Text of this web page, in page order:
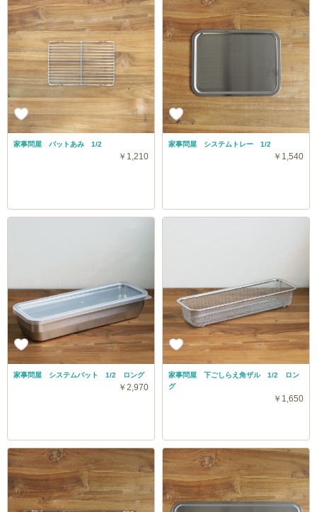
家事問屋 バットあみ 1/2
￥1,210
家事問屋 システムトレー 1/2
￥1,540
家事問屋 システムバット 1/2 ロング
￥2,970
家事問屋 下ごしらえ角ザル 1/2 ロン
グ
￥1,650